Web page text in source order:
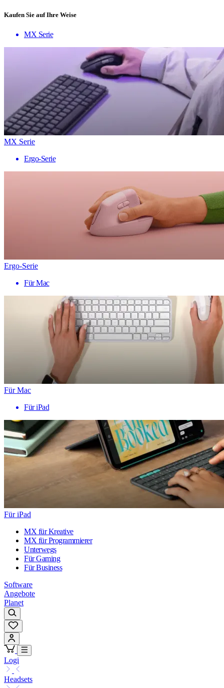
Kaufen Sie auf Ihre Weise
MX Serie
MX Serie
Ergo-Serie
Ergo-Serie
Für Mac
Für Mac
Für iPad
Für iPad
MX für Kreative
MX für Programmierer
Unterwegs
Für Gaming
Für Business
Software
Angebote
Planet
Logi
Headsets